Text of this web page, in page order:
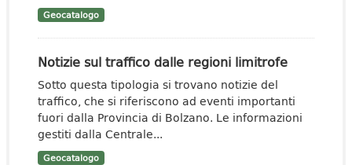
Geocatalogo
Notizie sul traffico dalle regioni limitrofe
Sotto questa tipologia si trovano notizie del
traffico, che si riferiscono ad eventi importanti
fuori dalla Provincia di Bolzano. Le informazioni
gestiti dalla Centrale...
Geocatalogo